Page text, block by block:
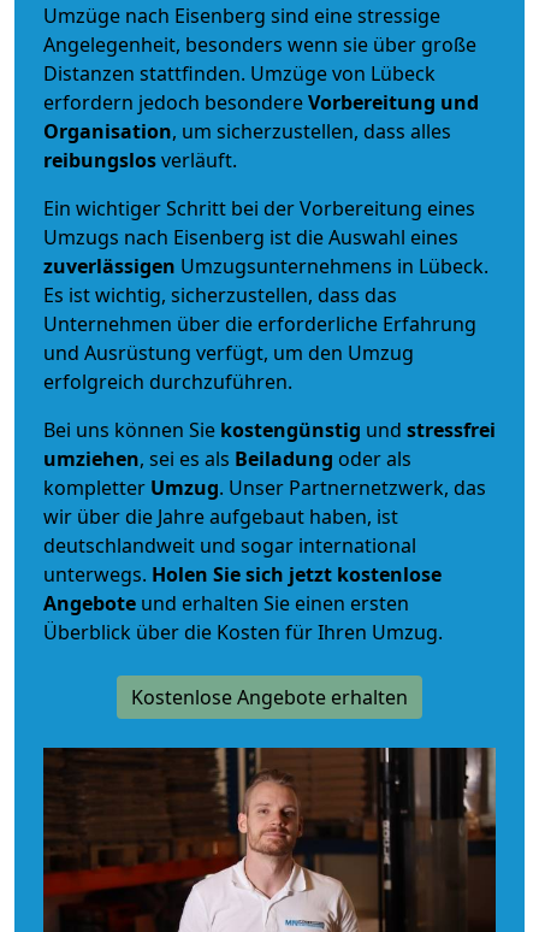
Umzüge nach Eisenberg sind eine stressige
Angelegenheit, besonders wenn sie über große
Distanzen stattfinden. Umzüge von Lübeck
erfordern jedoch besondereVorbereitung und
Organisation, um sicherzustellen, dass alles
reibungslosverläuft.
Ein wichtiger Schritt bei der Vorbereitung eines
Umzugs nach Eisenberg ist die Auswahl eines
zuverlässigen Umzugsunternehmens in Lübeck.
Es ist wichtig, sicherzustellen, dass das
Unternehmen über die erforderliche Erfahrung
und Ausrüstung verfügt, um den Umzug
erfolgreich durchzuführen.
Bei uns können Sie kostengünstig und stressfrei
umziehen, sei es als Beiladung oder als
kompletter Umzug. Unser Partnernetzwerk, das
wir über die Jahre aufgebaut haben, ist
deutschlandweit und sogar international
unterwegs. Holen Sie sich jetzt kostenlose
Angebote und erhalten Sie einen ersten
Überblick über die Kosten für Ihren Umzug.
Kostenlose Angebote erhalten